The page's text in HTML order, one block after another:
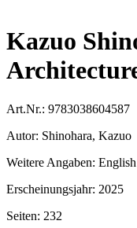
Kazuo
Art.Nr.: 9783038604587
Autor: Shinohara, Kazuo
Weitere Angaben: English
Erscheinungsjahr: 2025
Seiten: 232